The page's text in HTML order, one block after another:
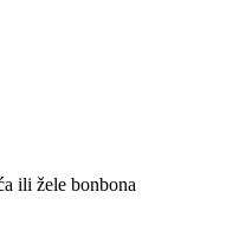
ili žele bonbona